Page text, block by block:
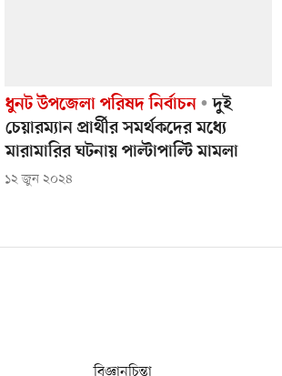
ধুনট উপজেলা পরিষদ নির্বাচন
দুই
চেয়ারম্যান প্রার্থীর সমর্থকদের মধ্যে
মারামারির ঘটনায় পাল্টাপাল্টি মামলা
১২ জুন ২০২৪